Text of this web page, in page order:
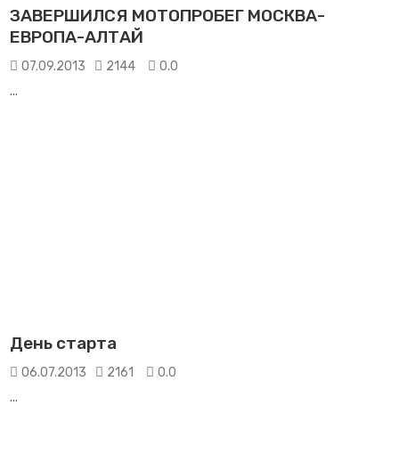
ЗАВЕРШИЛСЯ МОТОПРОБЕГ МОСКВА-
ЕВРОПА-АЛТАЙ
07.09.2013 2144
0.0
...
День старта
06.07.2013 2161
0.0
...